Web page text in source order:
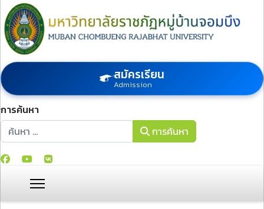
สมัครเรียน
Admission
การค้นหา
การค้นหา
การค้นหา